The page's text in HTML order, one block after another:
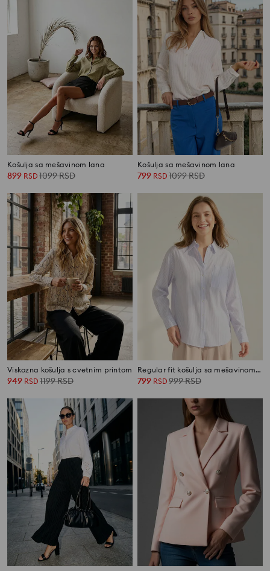
Košulja sa mešavinom lana
899 RSD 1099RSD
Košulja sa mešavinom lana
799 RSD 1099RSD
Viskozna košulja s cvetnim printom
949 RSD 1199RSD
Regular fit košulja sa mešavinom lana
799 RSD 999RSD